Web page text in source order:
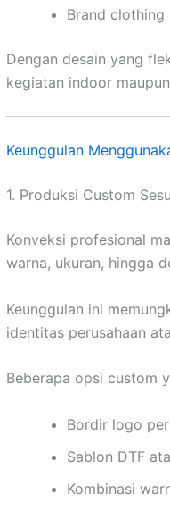
Brand clothing
Dengan desain yang
kegiatan indoor
Keunggulan
1. Produksi Custom
Konveksi profesional
warna, ukuran, hingga
Keunggulan ini
identitas perusahaan
Beberapa opsi custom
Bordir logo
Sablon DTF
Kombinasi